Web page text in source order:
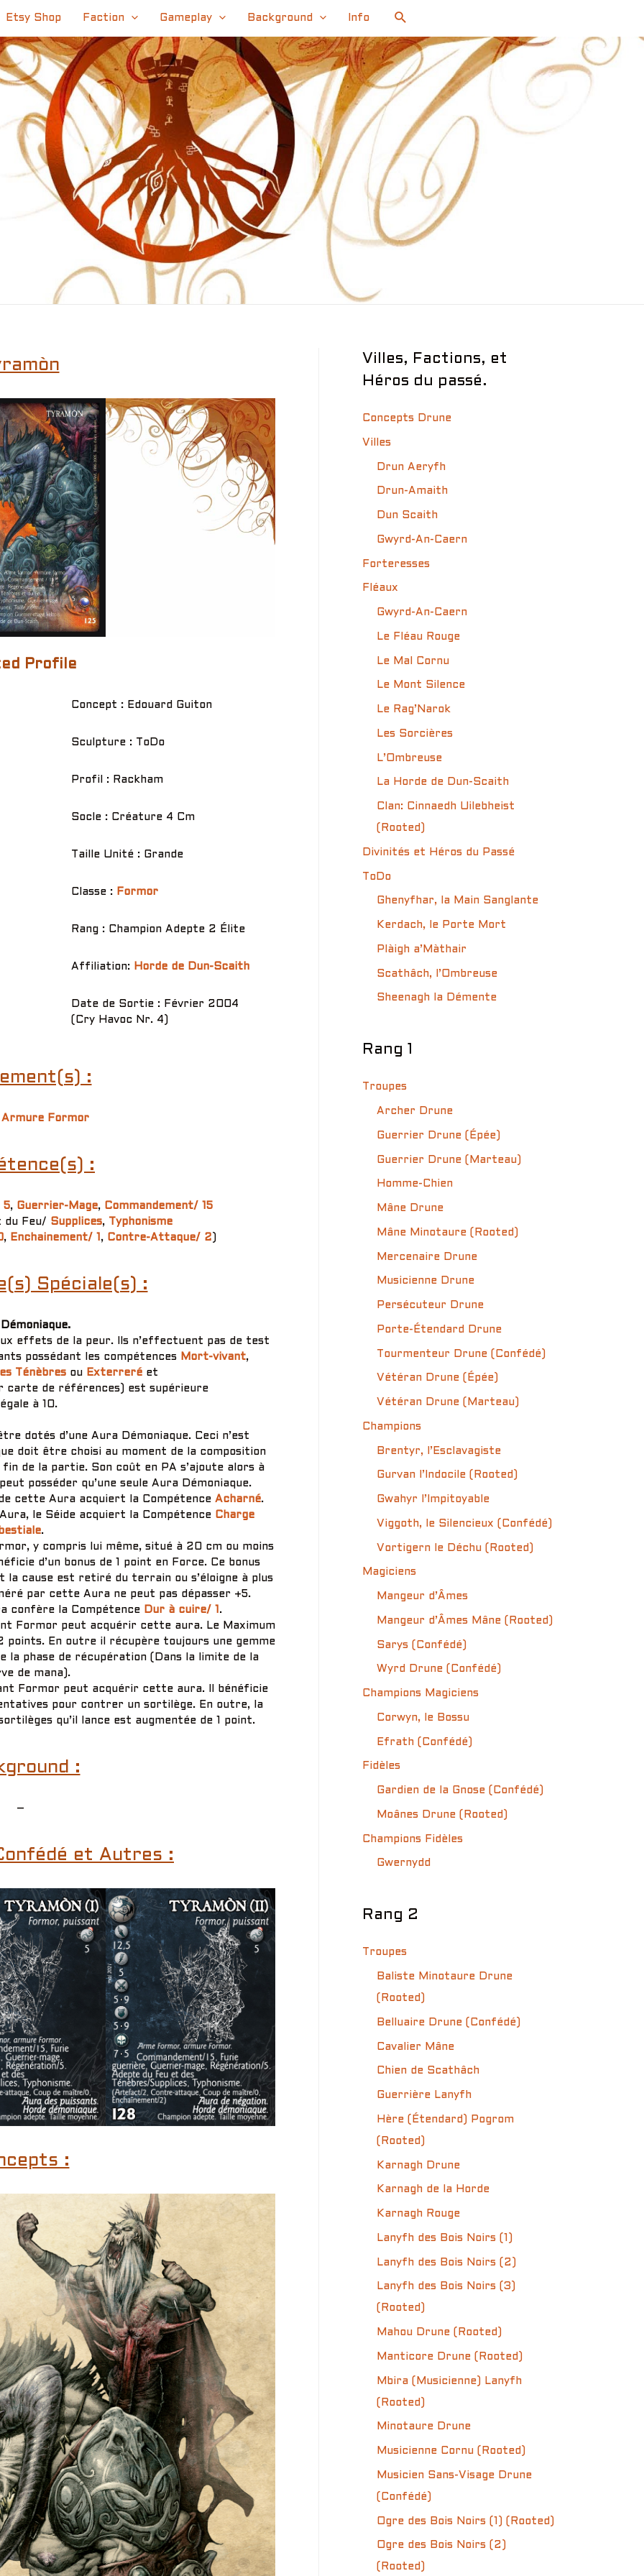
Etsy Shop Faction Gameplay Background Info Search
Profile
Concept : Edouard Guiton
Sculpture : ToDo
Profil : Rackham
Socle : Créature 4 Cm
Taille Unité : Grande
Classe : Formor
Rang : Champion Adepte 2 Élite
Affiliation: Horde de Dun-Scaith
Date de Sortie : Février 2004
(Cry Havoc Nr. 4)
:
Formor
:
5, Guerrier-Mage, Commandement/ 15
du Feu/ Supplices, Typhonisme
, Enchainement/ 1 , Contre-Attaque/ 2 )
Spéciale(s) :
effets de la peur. Ils n’effectuent pas de test
possédant les compétences Mort-vivant,
Ténèbresou Exterreréet
carte de références) est supérieure
à 10.
dotés d’une Aura Démoniaque. Ceci n’est
doit être choisi au moment de la composition
de la partie. Son coût en PA s’ajoute alors à
posséder qu’une seule Aura Démoniaque.
cette Aura acquiert la Compétence Acharné.
le Séide acquiert la Compétence Charge
.
y compris lui même, situé à 20 cm ou moins
d’un bonus de 1 point en Force. Ce bonus
cause est retiré du terrain ou s’éloigne à plus
par cette Aura ne peut pas dépasser +5.
confère la Compétence Dur à cuire/ 1 .
Formor peut acquérir cette aura. Le Maximum
points. En outre il récupère toujours une gemme
la phase de récupération (Dans la limite de la
de mana).
Formor peut acquérir cette aura. Il bénéficie
pour contrer un sortilège. En outre, la
qu’il lance est augmentée de 1 point.
:
–
et Autres :
:
Villes, Factions, et
Héros du passé.
Concepts Drune
Villes
Drun Aeryfh
Drun-Amaith
Dun Scaith
Gwyrd-An-Caern
Forteresses
Fléaux
Gwyrd-An-Caern
Le Fléau Rouge
Le Mal Cornu
Le Mont Silence
Le Rag’Narok
Les Sorcières
L’Ombreuse
La Horde de Dun-Scaith
Clan: Cinnaedh Uilebheist
(Rooted)
Divinités et Héros du Passé
ToDo
Ghenyfhar, la Main Sanglante
Kerdach, le Porte Mort
Plàigh a’Màthair
Scathâch, l’Ombreuse
Sheenagh la Démente
Rang 1
Troupes
Archer Drune
Guerrier Drune (Épée)
Guerrier Drune (Marteau)
Homme-Chien
Mâne Drune
Mâne Minotaure (Rooted)
Mercenaire Drune
Musicienne Drune
Persécuteur Drune
Porte-Étendard Drune
Tourmenteur Drune (Confédé)
Vétéran Drune (Épée)
Vétéran Drune (Marteau)
Champions
Brentyr, l’Esclavagiste
Gurvan l’Indocile (Rooted)
Gwahyr l’Impitoyable
Viggoth, le Silencieux (Confédé)
Vortigern le Déchu (Rooted)
Magiciens
Mangeur d’Âmes
Mangeur d’Âmes Mâne (Rooted)
Sarys (Confédé)
Wyrd Drune (Confédé)
Champions Magiciens
Corwyn, le Bossu
Efrath (Confédé)
Fidèles
Gardien de la Gnose (Confédé)
Moânes Drune (Rooted)
Champions Fidèles
Gwernydd
Rang 2
Troupes
Baliste Minotaure Drune
(Rooted)
Belluaire Drune (Confédé)
Cavalier Mâne
Chien de Scathâch
Guerrière Lanyfh
Hère (Étendard) Pogrom
(Rooted)
Karnagh Drune
Karnagh de la Horde
Karnagh Rouge
Lanyfh des Bois Noirs (1)
Lanyfh des Bois Noirs (2)
Lanyfh des Bois Noirs (3)
(Rooted)
Mahou Drune (Rooted)
Manticore Drune (Rooted)
Mbira (Musicienne) Lanyfh
(Rooted)
Minotaure Drune
Musicienne Cornu (Rooted)
Musicien Sans-Visage Drune
(Confédé)
Ogre des Bois Noirs (1) (Rooted)
Ogre des Bois Noirs (2)
(Rooted)